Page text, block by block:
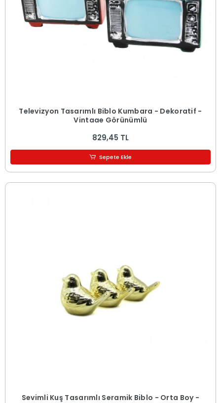
Televizyon Tasarımlı Biblo Kumbara - Dekoratif -
Vintage Görünümlü
829,45 TL
Sepete Ekle
Sevimli Kuş Tasarımlı Seramik Biblo - Orta Boy -